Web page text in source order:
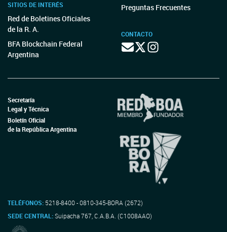
SITIOS DE INTERÉS
Red de Boletines Oficiales
de la R. A.
BFA Blockchain Federal
Argentina
Preguntas Frecuentes
CONTACTO
Secretaría
Legal y Técnica
Boletín Oficial
de la República Argentina
TELÉFONOS: 5218-8400 - 0810-345-BORA (2672)
SEDE CENTRAL:Suipacha 767, C.A.B.A. (C1008AAO)